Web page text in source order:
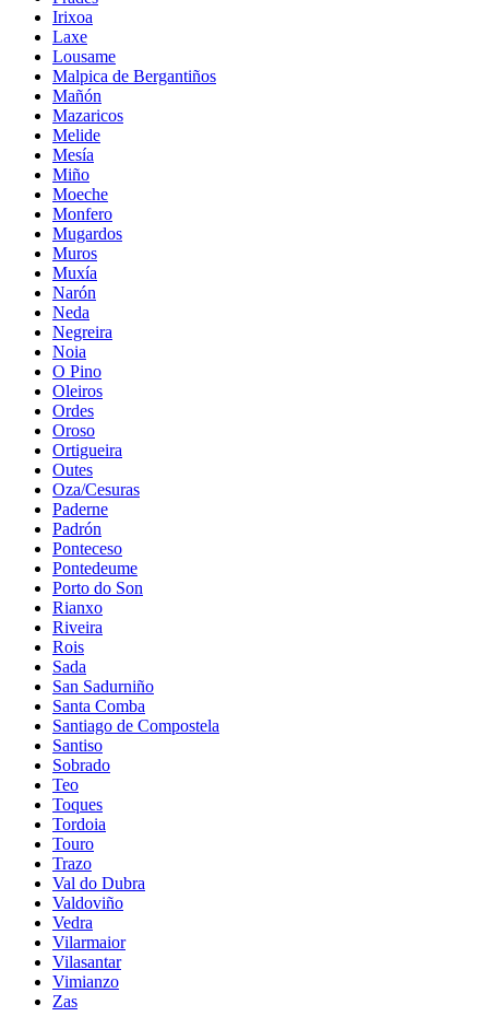
Irixoa
Laxe
Lousame
Malpica de Bergantiños
Mañón
Mazaricos
Melide
Mesía
Miño
Moeche
Monfero
Mugardos
Muros
Muxía
Narón
Neda
Negreira
Noia
O Pino
Oleiros
Ordes
Oroso
Ortigueira
Outes
Oza/Cesuras
Paderne
Padrón
Ponteceso
Pontedeume
Porto do Son
Rianxo
Riveira
Rois
Sada
San Sadurniño
Santa Comba
Santiago de Compostela
Santiso
Sobrado
Teo
Toques
Tordoia
Touro
Trazo
Val do Dubra
Valdoviño
Vedra
Vilarmaior
Vilasantar
Vimianzo
Zas